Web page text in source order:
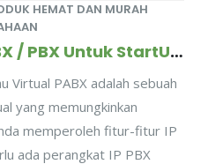
HEMAT DAN MURAH
Cloud PABX / PBX Untuk StartUP dan Perusahaan Kecil Menengah
Virtual PABX adalah sebuah
yang memungkinkan
memperoleh fitur-fitur IP
ada perangkat IP PBX